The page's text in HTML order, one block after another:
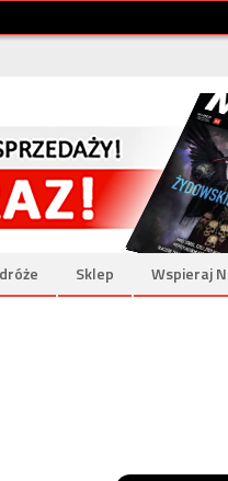
Sklep Wspieraj